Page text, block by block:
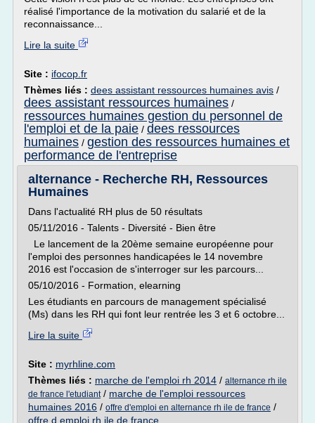
réalisé l'importance de la motivation du salarié et de la
reconnaissance...
Lire la suite
Site : ifocop.fr
Thèmes liés : dees assistant ressources humaines avis /
dees assistant ressources humaines /
ressources humaines gestion du personnel de
l'emploi et de la paie / dees ressources
humaines / gestion des ressources humaines et
performance de l'entreprise
alternance - Recherche RH, Ressources
Humaines
Dans l'actualité RH plus de 50 résultats
05/11/2016 - Talents - Diversité - Bien être
Le lancement de la 20ème semaine européenne pour
l'emploi des personnes handicapées le 14 novembre
2016 est l'occasion de s'interroger sur les parcours...
05/10/2016 - Formation, elearning
Les étudiants en parcours de management spécialisé
(Ms) dans les RH qui font leur rentrée les 3 et 6 octobre...
Lire la suite
Site : myrhline.com
Thèmes liés : marche de l'emploi rh 2014 / alternance rh ile
de france l'etudiant/ marche de l'emploi ressources
humaines 2016 / offre d'emploi en alternance rh ile de france /
offre d emploi rh ile de france